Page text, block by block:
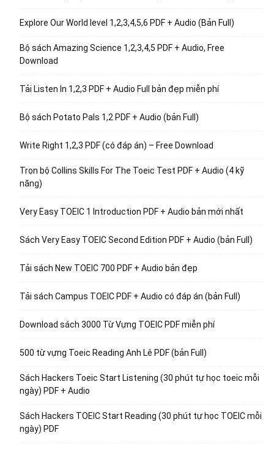
Explore Our World level 1,2,3,4,5,6 PDF + Audio (Bản Full)
Bộ sách Amazing Science 1,2,3,4,5 PDF + Audio, Free
Download
Tải Listen In 1,2,3 PDF + Audio Full bản đẹp miễn phí
Bộ sách Potato Pals 1,2 PDF + Audio (bản Full)
Write Right 1,2,3 PDF (có đáp án) – Free Download
Trọn bộ Collins Skills For The Toeic Test PDF + Audio (4 kỹ
năng)
Very Easy TOEIC 1 Introduction PDF + Audio bản mới nhất
Sách Very Easy TOEIC Second Edition PDF + Audio (bản Full)
Tải sách New TOEIC 700 PDF + Audio bản đẹp
Tải sách Campus TOEIC PDF + Audio có đáp án (bản Full)
Download sách 3000 Từ Vựng TOEIC PDF miễn phí
500 từ vựng Toeic Reading Anh Lê PDF (bản Full)
Sách Hackers Toeic Start Listening (30 phút tự học toeic mỗi
ngày) PDF + Audio
Sách Hackers TOEIC Start Reading (30 phút tự học TOEIC mỗi
ngày) PDF